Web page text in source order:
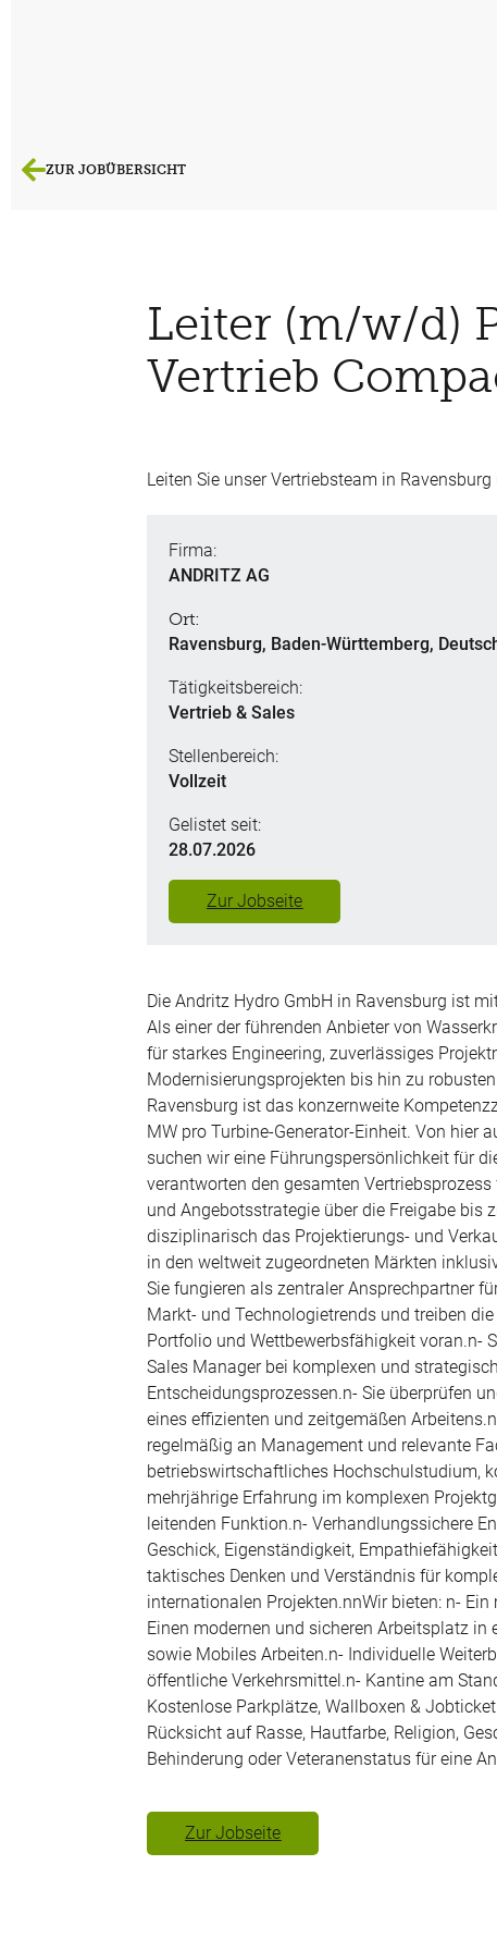
ZUR JOBÜBERSICHT
Leiter (m/w/d)
Vertrieb
Leiten Sie unser Vertriebsteam in
Firma:
ANDRITZ AG
Ort:
Ravensburg, Baden-Württemberg,
Tätigkeitsbereich:
Vertrieb & Sales
Stellenbereich:
Vollzeit
Gelistet seit:
28.07.2026
Zur Jobseite
Die Andritz Hydro GmbH in Ravensburg ist
Als einer der führenden Anbieter von
für starkes Engineering, zuverlässiges
Modernisierungsprojekten bis hin zu
Ravensburg ist das konzernweite
MW pro Turbine‑Generator‑Einheit. Von
suchen wir eine Führungspersönlichkeit für
verantworten den gesamten
und Angebotsstrategie über die Freigabe bis
disziplinarisch das Projektierungs- und
in den weltweit zugeordneten Märkten
Sie fungieren als zentraler Ansprechpartner
Markt- und Technologietrends und treiben
Portfolio und Wettbewerbsfähigkeit voran.n-
Sales Manager bei komplexen und
Entscheidungsprozessen.n- Sie überprüfen
eines effizienten und zeitgemäßen
regelmäßig an Management und relevante
betriebswirtschaftliches Hochschulstudium,
mehrjährige Erfahrung im komplexen
leitenden Funktion.n- Verhandlungssichere
Geschick, Eigenständigkeit,
taktisches Denken und Verständnis für
internationalen Projekten.nnWir bieten: n-
Einen modernen und sicheren Arbeitsplatz
sowie Mobiles Arbeiten.n- Individuelle
öffentliche Verkehrsmittel.n- Kantine am
Kostenlose Parkplätze, Wallboxen &
Rücksicht auf Rasse, Hautfarbe, Religion,
Behinderung oder Veteranenstatus für eine
Zur Jobseite